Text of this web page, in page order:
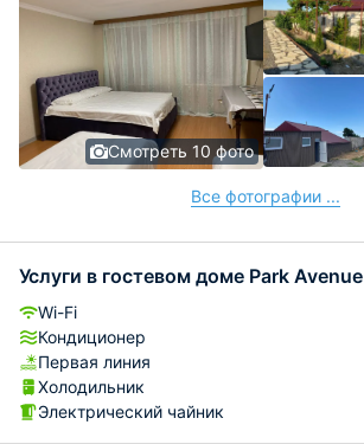
Смотреть 10 фото
Все фотографии ...
Услуги в гостевом доме Park Avenue
Wi-Fi
Кондиционер
Первая линия
Холодильник
Электрический чайник